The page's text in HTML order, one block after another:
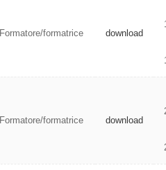
Formatore/formatrice download
Formatore/formatrice download